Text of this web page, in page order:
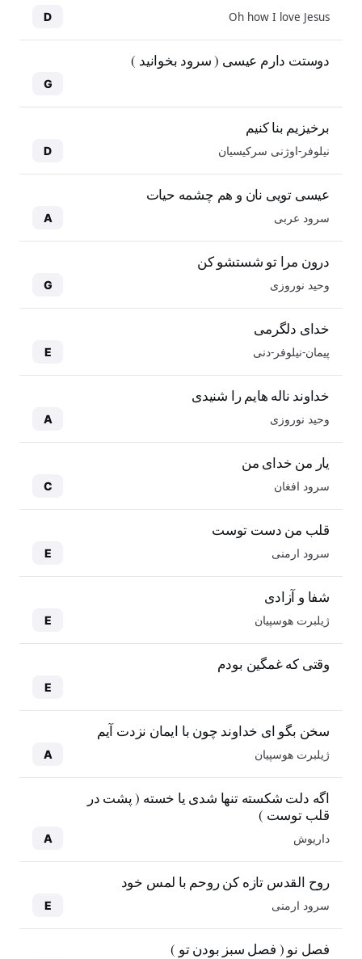
Oh how I love Jesus
D
دوستت دارم عیسی ( سرود بخوانید )
G
برخیزیم بنا کنیم
نیلوفر-اوژنی سرکیسیان D
عیسی تویی نان و هم چشمه حیات
سرود عربی A
درون مرا تو شستشو کن
وحید نوروزی G
خدای دلگرمی
پیمان-نیلوفر-دنی E
خداوند ناله هایم را شنیدی
وحید نوروزی A
یار من خدای من
سرود افغان C
قلب من دست توست
سرود ارمنی E
شفا و آزادی
ژیلبرت هوسپیان E
وقتی که غمگین بودم
E
سخن بگو ای خداوند چون با ایمان نزدت آیم
ژیلبرت هوسپیان A
اگه دلت شکسته تنها شدی یا خسته ( پشت در
قلب توست )
داریوش A
روح القدس تازه کن روحم با لمس خود
سرود ارمنی E
فصل نو ( فصل سبز بودن تو )